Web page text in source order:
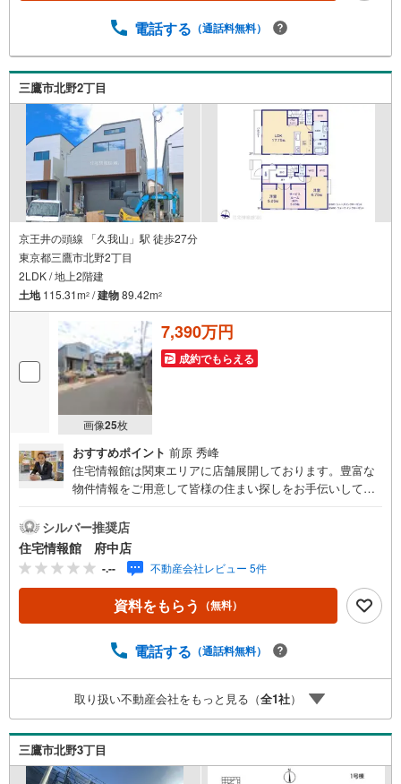
う方はご自宅へ『無料送迎サービス』実施しております！■
ー、紙おむつ、アメニティ、大型個室ブース4部屋、各ブー
スモニター等完備しております！
電話する （通話料無料）
三鷹市北野2丁目
京王井の頭線 「久我山」駅 徒歩27分
東京都三鷹市北野2丁目
2LDK / 地上2階建
土地115.31m2 /建物89.42m2
画像25枚
7,390万円
成約でもらえる
おすすめポイント 前原 秀峰
住宅情報館は関東エリアに店舗展開しております。豊富な
物件情報をご用意して皆様の住まい探しをお手伝いしてお
さい。【営業時間 10:00～19:00 火曜・水曜（祝日の場
合は営業いたします）】「資料請求」「内覧」のお問い合
わせは上記時間内ですとスムーズにご対応が可能です。ス
タッフ一同お客様のお問合せをお待ちしております。【住
宅ローン相談会】開催中無理のない住宅ローンの試算やご
購入の際にかかる諸費用の概算も行っております。しっか
気軽にご相談ください。お客様第一主義をモット-にお引越
実に努めさせて頂きます。住宅情報館にお越し頂けたら、
物件のご紹介だけではなく、お住まいの疑問、不安、お家
の事ならなんでもご相談いただけます。お客様の要望をお
伺いしながら誠心誠意、全力でサポートさせて頂きます。
お客様一人一人に合わせたライフプランのご提案をさせて
いただきます。お気軽にご相談ください。
シルバー推奨店
住宅情報館 府中店
-.-- 不動産会社レビュー 5件
資料をもらう （無料）
電話する （通話料無料）
取り扱い不動産会社をもっと見る（全1社）
三鷹市北野3丁目